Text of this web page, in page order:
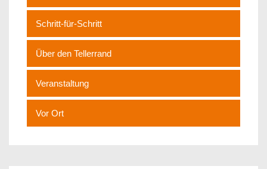
Schritt-für-Schritt
Über den Tellerrand
Veranstaltung
Vor Ort